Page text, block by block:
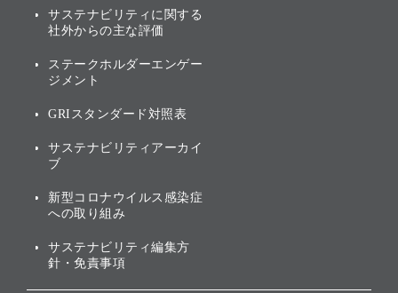
[AI] What dreams are made
その他
グループ企業一覧
業績・財務
アニュアルレポート
株主・投資家情報（IR）に
トップメッセージ
サステナビリティの考え方
ガバナンス
投資先のサステナビリティ
サステナビリティに関する
社外からの主な評価
ステークホルダーエンゲー
ジメント
GRIスタンダード対照表
サステナビリティアーカイ
ブ
新型コロナウイルス感染症
への取り組み
サステナビリティ編集方
針・免責事項